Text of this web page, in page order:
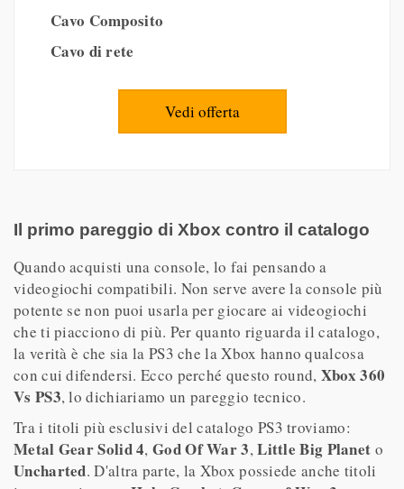
Cavo Composito
Cavo di rete
Vedi offerta
Il primo pareggio di Xbox contro il catalogo
Quando acquisti una console, lo fai pensando a
videogiochi compatibili. Non serve avere la console più
potente se non puoi usarla per giocare ai videogiochi
che ti piacciono di più. Per quanto riguarda il catalogo,
la verità è che sia la PS3 che la Xbox hanno qualcosa
con cui difendersi. Ecco perché questo round, Xbox 360
Vs PS3, lo dichiariamo un pareggio tecnico.
Tra i titoli più esclusivi del catalogo PS3 troviamo:
Metal Gear Solid 4,God Of War 3,Little Big Planet o
Uncharted. D'altra parte, la Xbox possiede anche titoli